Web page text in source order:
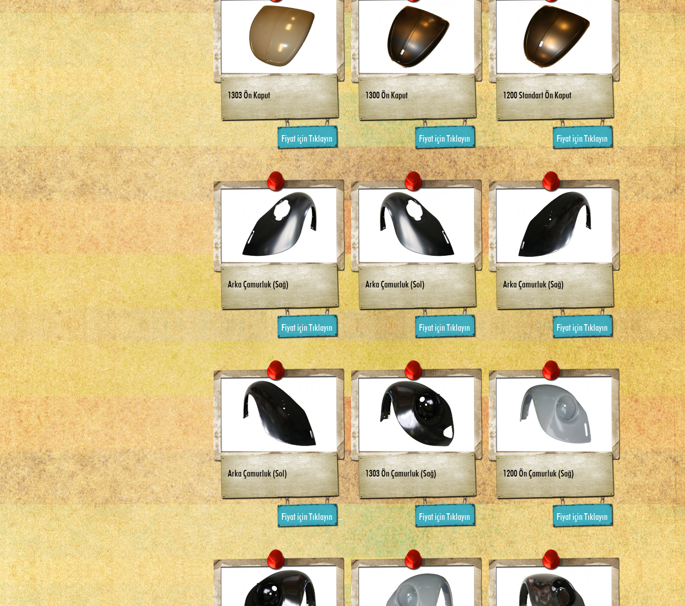
Kolbenschmidt
Mahle
msd
ÖZ-İŞ
Scat
ssp
TRW
1303 Ön Kaput
Fiyat için Tıklayın
1300 Ön Kaput
Fiyat için Tıklayın
1200 Standart Ön Kaput
Fiyat için Tıklayın
Arka Çamurluk (Sağ)
Fiyat için Tıklayın
Arka Çamurluk (Sol)
Fiyat için Tıklayın
Arka Çamurluk (Sağ)
Fiyat için Tıklayın
Arka Çamurluk (Sol)
Fiyat için Tıklayın
1303 Ön Çamurluk (Sağ)
Fiyat için Tıklayın
1200 Ön Çamurluk (Sağ)
Fiyat için Tıklayın